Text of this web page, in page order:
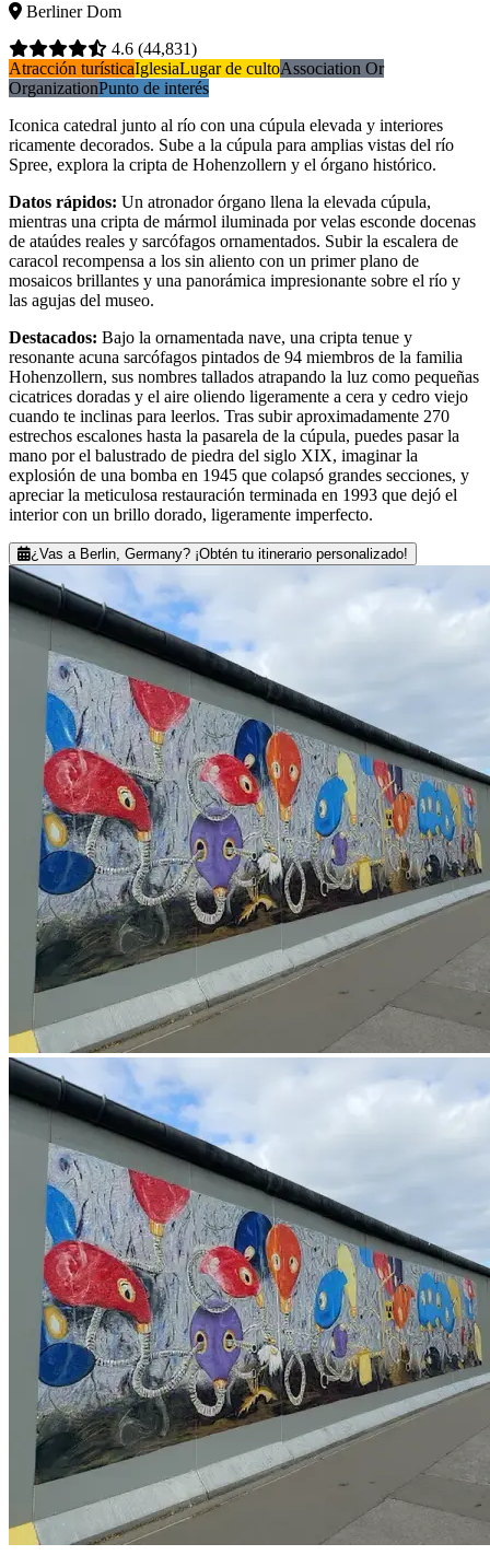
Berliner Dom
4.6 (44,831)
Atracción turísticaIglesiaLugar de cultoAssociation Or
OrganizationPunto de interés
Iconica catedral junto al río con una cúpula elevada y interiores
ricamente decorados. Sube a la cúpula para amplias vistas del río
Spree, explora la cripta de Hohenzollern y el órgano histórico.
Datos rápidos: Un atronador órgano llena la elevada cúpula,
mientras una cripta de mármol iluminada por velas esconde docenas
de ataúdes reales y sarcófagos ornamentados. Subir la escalera de
caracol recompensa a los sin aliento con un primer plano de
mosaicos brillantes y una panorámica impresionante sobre el río y
las agujas del museo.
Destacados: Bajo la ornamentada nave, una cripta tenue y
resonante acuna sarcófagos pintados de 94 miembros de la familia
Hohenzollern, sus nombres tallados atrapando la luz como pequeñas
cicatrices doradas y el aire oliendo ligeramente a cera y cedro viejo
cuando te inclinas para leerlos. Tras subir aproximadamente 270
estrechos escalones hasta la pasarela de la cúpula, puedes pasar la
mano por el balustrado de piedra del siglo XIX, imaginar la
explosión de una bomba en 1945 que colapsó grandes secciones, y
apreciar la meticulosa restauración terminada en 1993 que dejó el
interior con un brillo dorado, ligeramente imperfecto.
¿Vas a Berlin, Germany? ¡Obtén tu itinerario personalizado!